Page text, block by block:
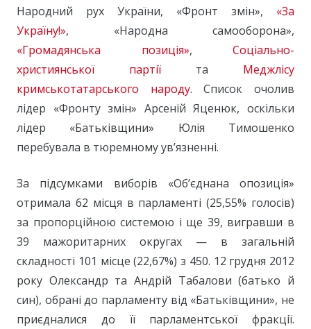
Народний рух України, «Фронт змін», «За
Україну!», «Народна самооборона»,
«Громадянська позиція», Соціально-
християнської партії та Меджлісу
кримськотатарського народу. Список очолив
лідер «Фронту змін» Арсеній Яценюк, оскільки
лідер «Батьківщини» Юлія Тимошенко
перебувала в тюремному ув’язненні.
За підсумками виборів «Об’єднана опозиція»
отримала 62 місця в парламенті (25,55% голосів)
за пропорційною системою і ще 39, вигравши в
39 мажоритарних округах — в загальній
складності 101 місце (22,67%) з 450. 12 грудня 2012
року Олександр та Андрій Табалови (батько й
син), обрані до парламенту від «Батьківщини», не
приєдналися до її парламентської фракції.